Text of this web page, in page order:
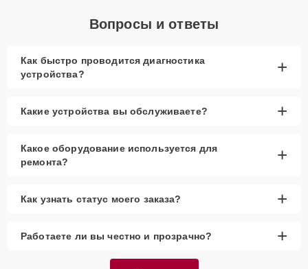
Вопросы и ответы
Как быстро проводится диагностика
устройства?
+
Какие устройства вы обслуживаете? +
Какое оборудование используется для
ремонта?
+
Как узнать статус моего заказа? +
Работаете ли вы честно и прозрачно? +